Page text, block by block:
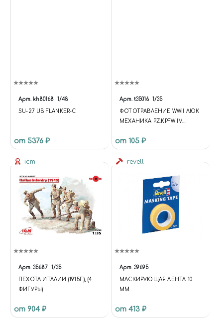
Арт. kh80168 1/48
SU-27 UB FLANKER-C
от 5376 ₽
Арт. t35016 1/35
ФОТОТРАВЛЕНИЕ WWII ЛЮК
МЕХАНИКА PZ.KPFW IV
от 105 ₽
icm
Арт. 35687 1/35
ПЕХОТА ИТАЛИИ (1915Г.), (4
ФИГУРЫ)
от 904 ₽
revell
Арт. 39695
МАСКИРУЮЩАЯ ЛЕНТА 10
ММ.
от 413 ₽